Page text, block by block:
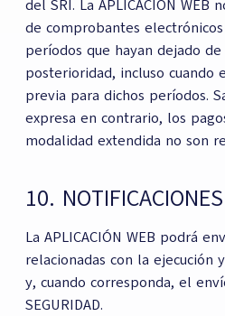
del SRI. La APLICACIÓN WEB
de comprobantes
períodos que hayan dejado
posterioridad, incluso cuando
previa para dichos períodos.
expresa en contrario, los
modalidad extendida no son
10. NOTIFICACIONES
La APLICACIÓN WEB podrá
relacionadas con la ejecución
y, cuando corresponda, el
SEGURIDAD.